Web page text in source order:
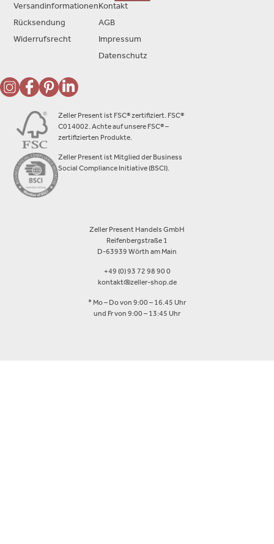
Zeller Present ist FSC® zertifiziert. FSC®
C014002. Achte auf unsere FSC® –
zertifizierten Produkte.
Zeller Present ist Mitglied der Business
Social Compliance Initiative (BSCI).
Zeller Present Handels GmbH
Reifenbergstraße 1
D-63939 Wörth am Main
+49 (0) 93 72 98 90 0
kontakt@zeller-shop.de
* Mo – Do von 9:00 – 16.45 Uhr
und Fr von 9:00 – 13:45 Uhr
Versandinformationen
Rücksendung
Widerrufsrecht
Kontakt
AGB
Impressum
Datenschutz